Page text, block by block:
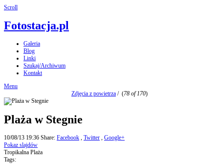
Scroll
Fotostacja.pl
Galeria
Blog
Linki
Szukaj/Archiwum
Kontakt
Menu
Zdjęcia z powietrza / (78 of 170)
Plaża w Stegnie
10/08/13 19:36 Share: Facebook , Twitter , Google+
Pokaz slajdów
Tropikalna Plaża
Tags: